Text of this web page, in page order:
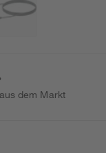
dem Markt